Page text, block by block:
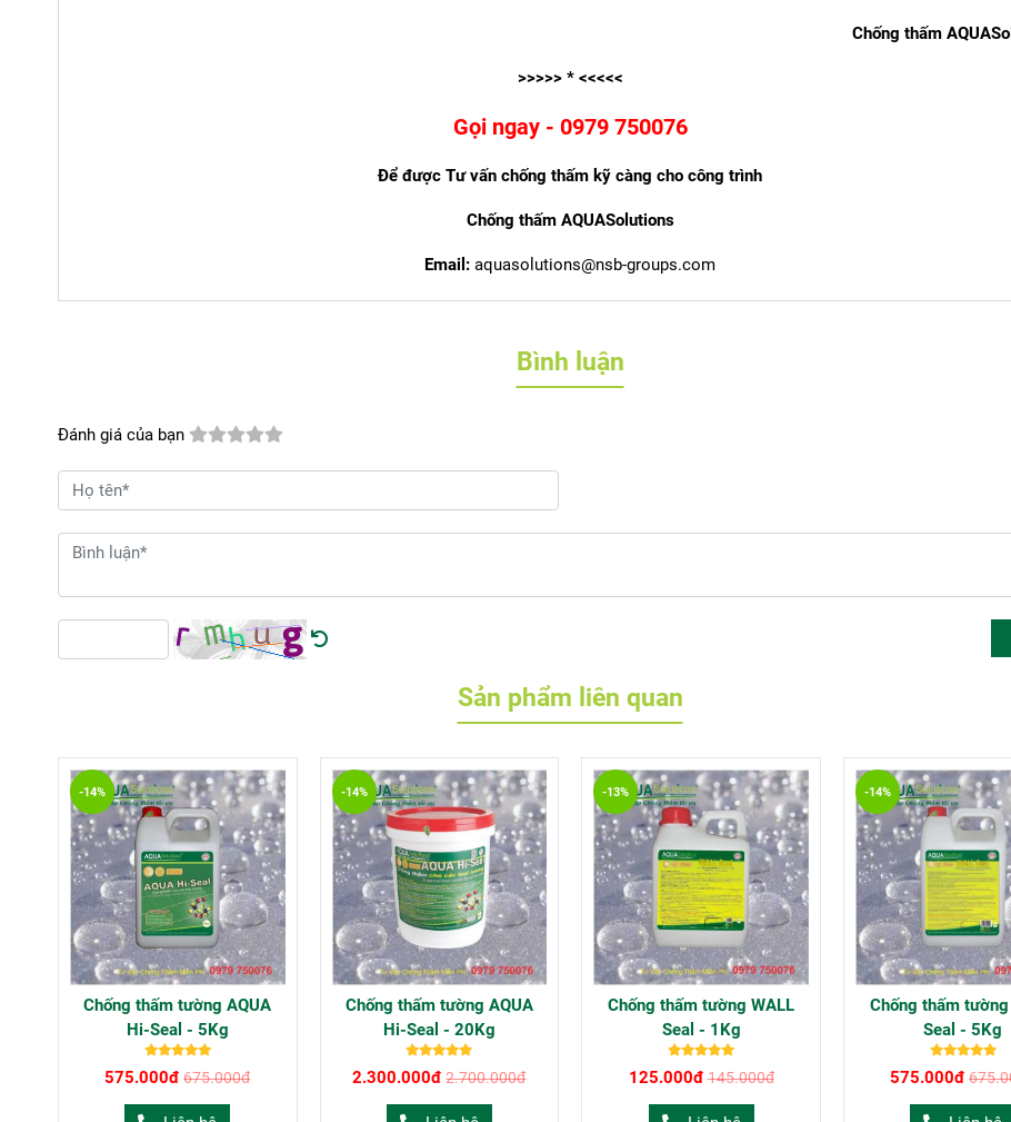
Chống thấm
>>>>> * <<<<<
Gọi ngay - 0979 750076
Để được Tư vấn chống thấm kỹ càng cho công trình
Chống thấm AQUASolutions
Email:aquasolutions@nsb-groups.com
Bình luận
Đánh giá của bạn
Sản phẩm liên quan
Chống thấm tường AQUA
Hi-Seal - 5Kg
575.000đ 675.000đ
-14%
Chống thấm tường AQUA
Hi-Seal - 20Kg
2.300.000đ 2.700.000đ
-14%
Chống thấm tường WALL
Seal - 1Kg
125.000đ 145.000đ
-13%
Chống thấm tường
Seal - 5Kg
575.000đ
-14%